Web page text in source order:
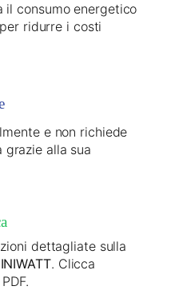
il consumo energetico
ridurre i costi
e non richiede
grazie alla sua
dettagliate sulla
. Clicca